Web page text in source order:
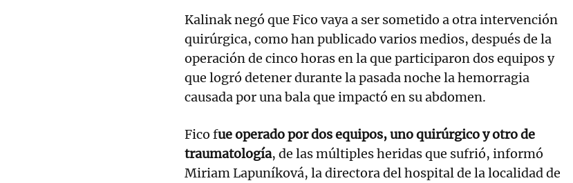
Kalinak negó que Fico vaya a ser sometido a otra intervención
quirúrgica, como han publicado varios medios, después de la
operación de cinco horas en la que participaron dos equipos y
que logró detener durante la pasada noche la hemorragia
causada por una bala que impactó en su abdomen.
Fico fue operado por dos equipos, uno quirúrgico y otro de
traumatología, de las múltiples heridas que sufrió, informó
Miriam Lapuníková, la directora del hospital de la localidad de